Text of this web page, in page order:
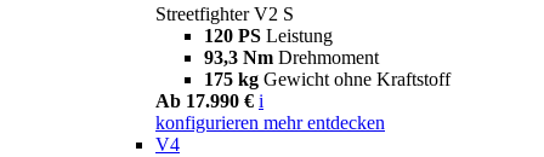
Streetfighter V2 S
120 PS Leistung
93,3 Nm Drehmoment
175 kg Gewicht ohne Kraftstoff
Ab 17.990 € i
konfigurieren mehr entdecken
V4